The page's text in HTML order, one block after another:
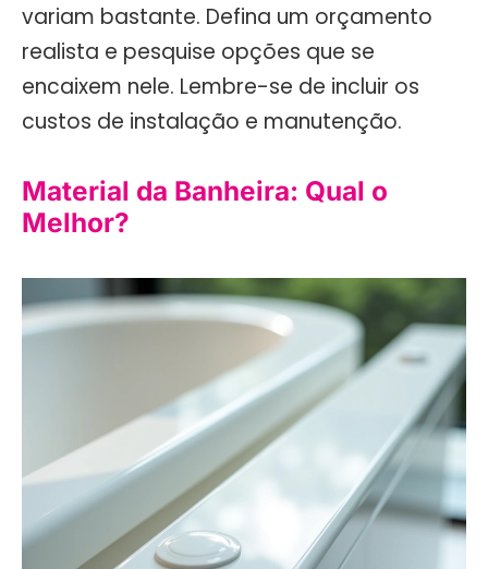
variam bastante. Defina um orçamento
realista e pesquise opções que se
encaixem nele. Lembre-se de incluir os
custos de instalação e manutenção.
Material da Banheira: Qual o
Melhor?